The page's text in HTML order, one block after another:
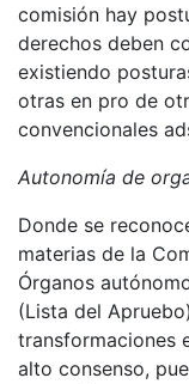
comisión hay
derechos deben
existiendo
otras en pro de
convencionales
Autonomía de
Donde se
materias de la
Órganos
(Lista del
transformaciones
alto consenso,